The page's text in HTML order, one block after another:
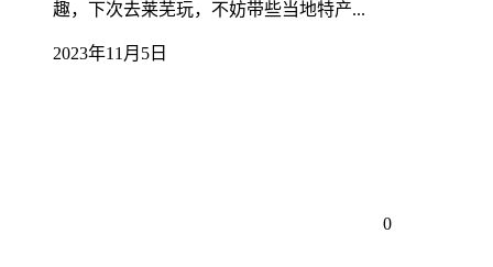
趣，下次去莱芜玩，不妨带些当地特产...
2023年11月5日
0